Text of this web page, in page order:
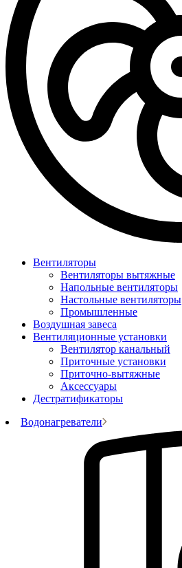
Вентиляторы
Вентиляторы вытяжные
Напольные вентиляторы
Настольные вентиляторы
Промышленные
Воздушная завеса
Вентиляционные установки
Вентилятор канальный
Приточные установки
Приточно-вытяжные
Аксессуары
Дестратификаторы
Водонагреватели